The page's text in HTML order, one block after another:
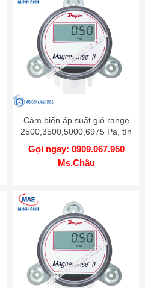
Cảm biến áp suất gió range
2500,3500,5000,6975 Pa, tín
hiệu 0-10V hoặc 4-20mA -
Model MS2 W103
Gọi ngay: 0909.067.950
Ms.Châu